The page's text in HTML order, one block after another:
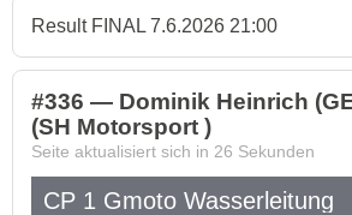
Result FINAL 7.6.2026 21:00
#336 — Dominik Heinrich
(SH Motorsport )
Seite aktualisiert sich in 26 Sekunden
CP 1 Gmoto Wasserleitung